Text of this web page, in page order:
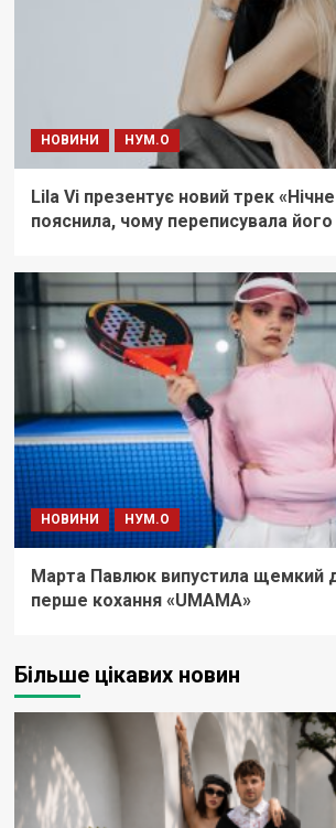
НОВИНИ НУМ.О
Lila Vi презентує новий трек «Нічне
пояснила, чому переписувала його
НОВИНИ НУМ.О
Марта Павлюк випустила щемкий
перше кохання «UМАМА»
Більше цікавих новин